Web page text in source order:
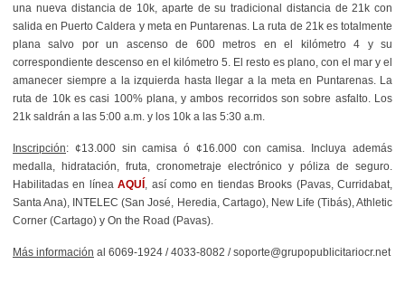
una nueva distancia de 10k, aparte de su tradicional distancia de 21k con
salida en Puerto Caldera y meta en Puntarenas. La ruta de 21k es totalmente
plana salvo por un ascenso de 600 metros en el kilómetro 4 y su
correspondiente descenso en el kilómetro 5. El resto es plano, con el mar y el
amanecer siempre a la izquierda hasta llegar a la meta en Puntarenas. La
ruta de 10k es casi 100% plana, y ambos recorridos son sobre asfalto. Los
21k saldrán a las 5:00 a.m. y los 10k a las 5:30 a.m.
Inscripción: ¢13.000 sin camisa ó ¢16.000 con camisa. Incluya además
medalla, hidratación, fruta, cronometraje electrónico y póliza de seguro.
Habilitadas en líneaAQUÍ , así como en tiendas Brooks (Pavas, Curridabat,
Santa Ana), INTELEC (San José, Heredia, Cartago), New Life (Tibás), Athletic
Corner (Cartago) y On the Road (Pavas).
Más información al 6069-1924 / 4033-8082 / soporte@grupopublicitariocr.net